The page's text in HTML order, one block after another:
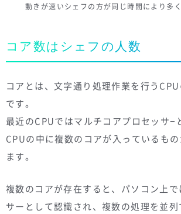
動きが速いシェフの方が同じ時間により多
コア数はシェフの人数
コアとは、文字通り処理作業を行う
です。
最近のCPUではマルチコアプロセッサ−
CPUの中に複数のコアが入っているも
ます。
複数のコアが存在すると、パソコン上
サーとして認識され、複数の処理を並